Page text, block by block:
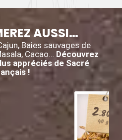
AUSSI…
Baies sauvages de
Cacao… Découvrez
appréciés de Sacré
!
2.80
40 g